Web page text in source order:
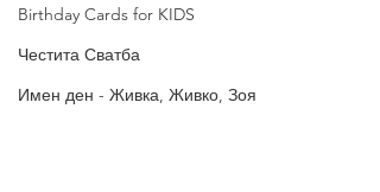
Birthday Cards for KIDS
Честита Сватба
Имен ден - Живка, Живко, Зоя
за още многокартички и весел